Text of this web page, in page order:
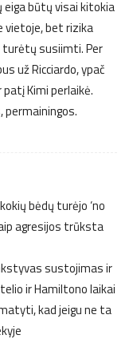
būtų visai kitokia
vietoje, bet rizika
turėtų susiimti. Per
už Ricciardo, ypač
patį Kimi perlaikė.
bėdų turėjo ‘no
agresijos trūksta
sustojimas ir
ir Hamiltono laikai
kad jeigu ne ta